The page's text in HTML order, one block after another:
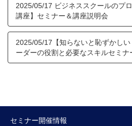
2025/05/17 ビジネススクールのプ
講座】セミナー＆講座説明会
2025/05/17【知らないと恥ずかし
ーダーの役割と必要なスキルセミナ
セミナー開催情報